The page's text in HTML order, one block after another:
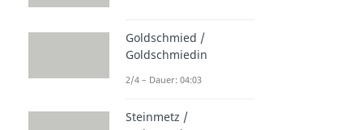
Goldschmied /
Goldschmiedin
2/4 – Dauer: 04:03
Steinmetz /